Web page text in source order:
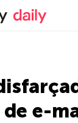
Blog oficial da
e-